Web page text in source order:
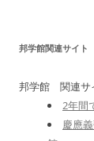
邦学館関連サイト
邦学館 関連サ
2年間
慶應